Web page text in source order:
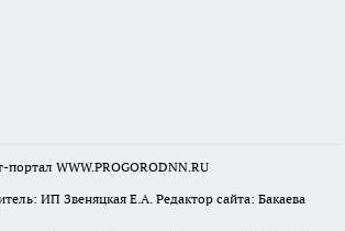
портал WWW.PROGORODNN.RU
ИП Звеняцкая Е.А. Редактор сайта: Бакаева